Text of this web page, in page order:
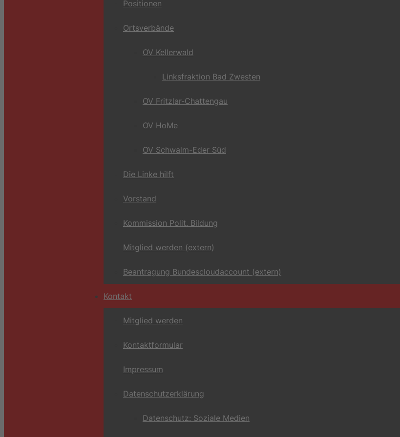
Positionen
Ortsverbände
OV Kellerwald
Linksfraktion Bad Zwesten
OV Fritzlar-Chattengau
OV HoMe
OV Schwalm-Eder Süd
Die Linke hilft
Vorstand
Kommission Polit. Bildung
Mitglied werden (extern)
Beantragung Bundescloudaccount (extern)
Kontakt
Mitglied werden
Kontaktformular
Impressum
Datenschutzerklärung
Datenschutz: Soziale Medien